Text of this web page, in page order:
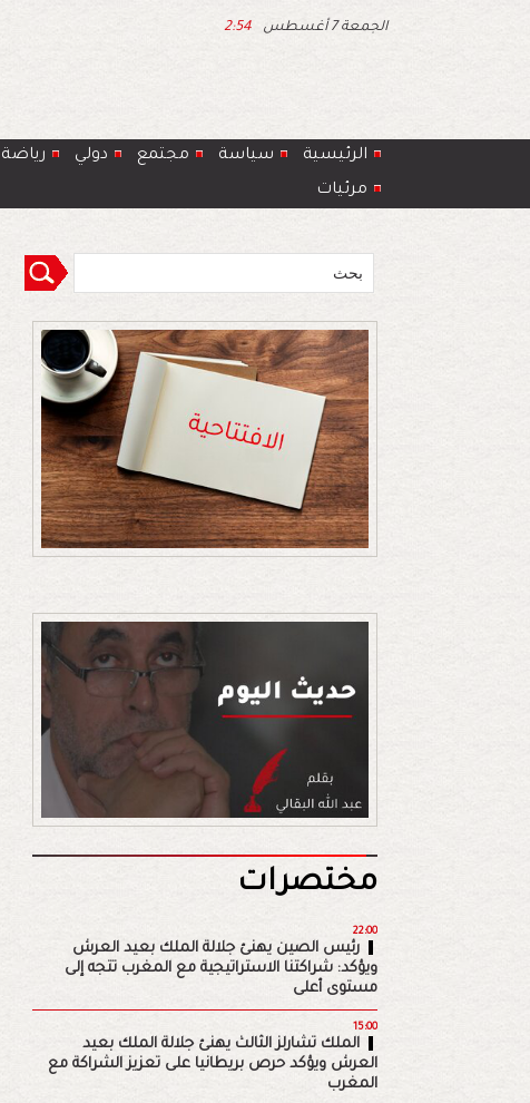
الجمعة 7 أغسطس 2:54
الرئيسية سياسة مجتمع دولي رياضة
مرئيات
مختصرات
22:00
رئيس الصين يهنئ جلالة الملك بعيد العرش
ويؤكد: شراكتنا الاستراتيجية مع المغرب تتجه إلى
مستوى أعلى
15:00
الملك تشارلز الثالث يهنئ جلالة الملك بعيد
العرش ويؤكد حرص بريطانيا على تعزيز الشراكة مع
المغرب